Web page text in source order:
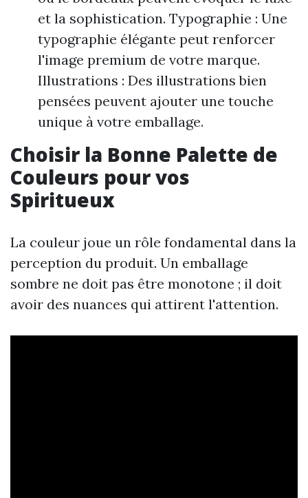
et la sophistication. Typographie : Une
typographie élégante peut renforcer
l'image premium de votre marque.
Illustrations : Des illustrations bien
pensées peuvent ajouter une touche
unique à votre emballage.
Choisir la Bonne Palette de
Couleurs pour vos
Spiritueux
La couleur joue un rôle fondamental dans la
perception du produit. Un emballage
sombre ne doit pas être monotone ; il doit
avoir des nuances qui attirent l'attention.